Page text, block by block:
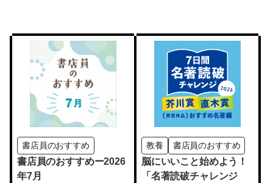
書店員のおすすめ
書店員のおすすめー2026
年7月
教養 書店員のおすすめ
脳にいいこと始めよう！
「名著読破チャレンジ